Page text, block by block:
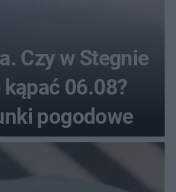
Czy w Stegnie
06.08?
pogodowe